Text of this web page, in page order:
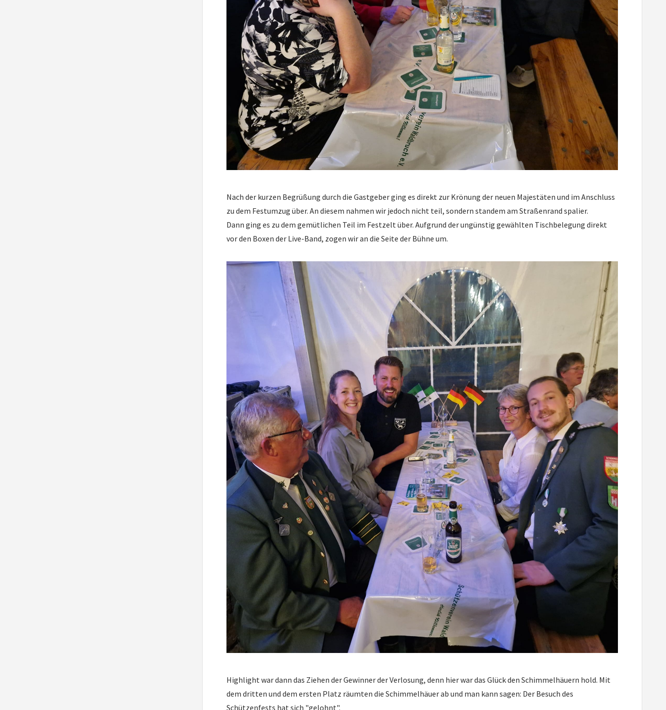
Nach der kurzen Begrüßung durch die Gastgeber ging es direkt zur Krönung der neuen Majestäten und im Anschluss
zu dem Festumzug über. An diesem nahmen wir jedoch nicht teil, sondern standem am Straßenrand spalier.
Dann ging es zu dem gemütlichen Teil im Festzelt über. Aufgrund der ungünstig gewählten Tischbelegung direkt
vor den Boxen der Live-Band, zogen wir an die Seite der Bühne um.
Highlight war dann das Ziehen der Gewinner der Verlosung, denn hier war das Glück den Schimmelhäuern hold. Mit
dem dritten und dem ersten Platz räumten die Schimmelhäuer ab und man kann sagen: Der Besuch des
Schützenfests hat sich "gelohnt".